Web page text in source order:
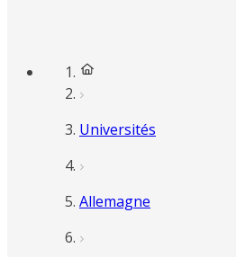
Universités
Allemagne